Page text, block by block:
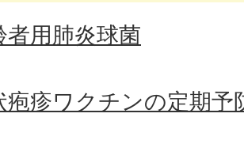
者用肺炎球菌
疱疹ワクチンの定期予